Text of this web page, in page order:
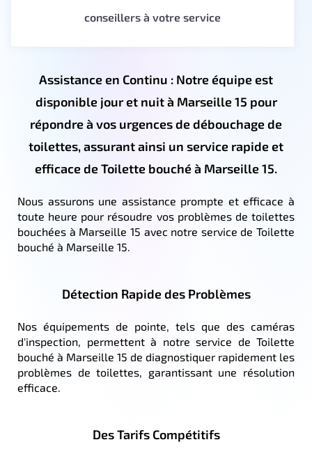
conseillers à votre service
Assistance en Continu : Notre équipe est
disponible jour et nuit à Marseille 15 pour
répondre à vos urgences de débouchage de
toilettes, assurant ainsi un service rapide et
efficace de Toilette bouché à Marseille 15.
Nous assurons une assistance prompte et efficace à
toute heure pour résoudre vos problèmes de toilettes
bouchées à Marseille 15 avec notre service de Toilette
bouché à Marseille 15.
Détection Rapide des Problèmes
Nos équipements de pointe, tels que des caméras
d'inspection, permettent à notre service de Toilette
bouché à Marseille 15 de diagnostiquer rapidement les
problèmes de toilettes, garantissant une résolution
efficace.
Des Tarifs Compétitifs